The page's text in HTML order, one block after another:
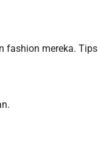
fashion mereka.